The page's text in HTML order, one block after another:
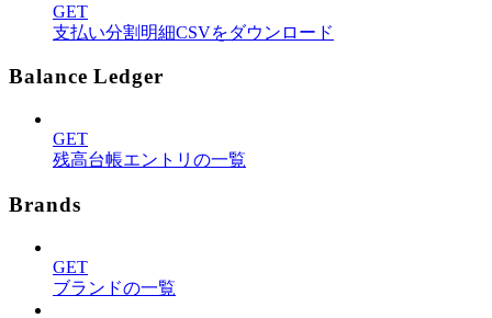
GET
支払い分割明細CSVをダウンロード
Balance Ledger
GET
残高台帳エントリの一覧
Brands
GET
ブランドの一覧